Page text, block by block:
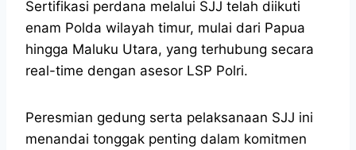
Sertifikasi perdana melalui SJJ telah diikuti
enam Polda wilayah timur, mulai dari Papua
hingga Maluku Utara, yang terhubung secara
real-time dengan asesor LSP Polri.
Peresmian gedung serta pelaksanaan SJJ ini
menandai tonggak penting dalam komitmen